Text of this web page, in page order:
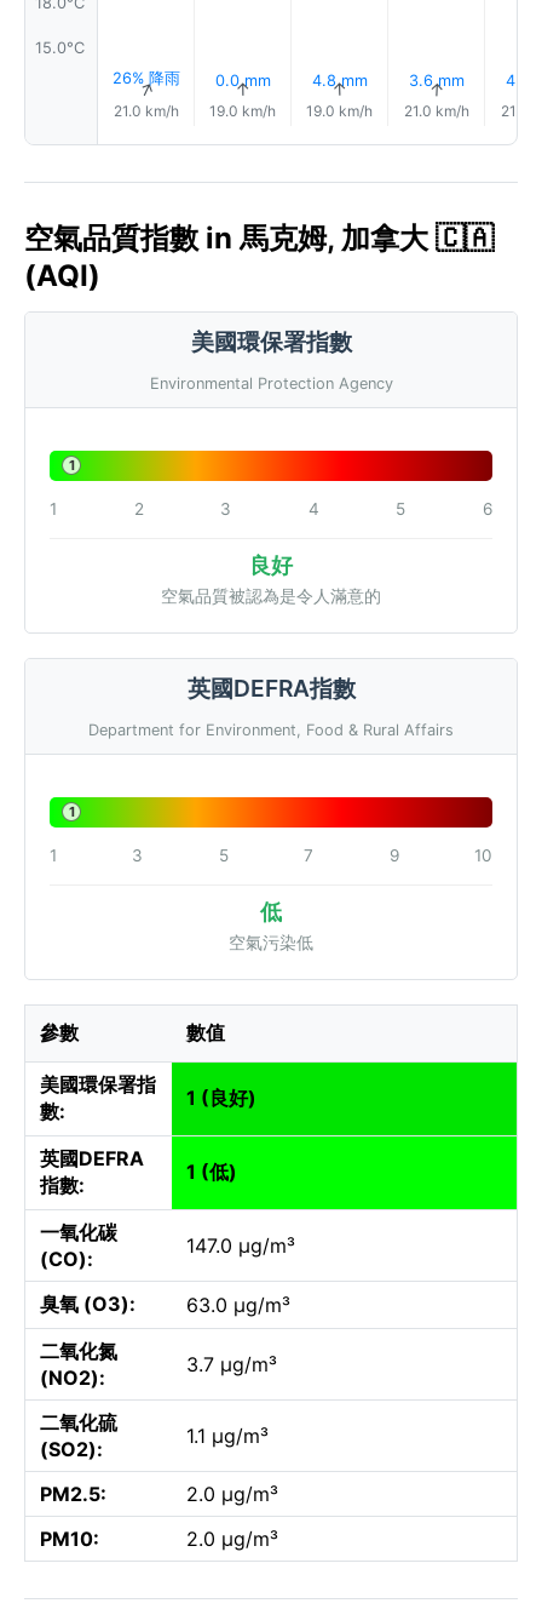
15.0°C
26% 降雨
↑
21.0 km/h
0.0 mm
↑
19.0 km/h
4.8 mm
↑
19.0 km/h
3.6 mm
↑
21.0 km/h
4.9
21.0
空氣品質指數 in 馬克姆, 加拿大 🇨🇦
(AQI)
美國環保署指數
Environmental Protection Agency
1
1 2 3 4 5 6
良好
空氣品質被認為是令人滿意的
英國DEFRA指數
Department for Environment, Food & Rural Affairs
1
1 3 5 7 9 10
低
空氣污染低
參數 數值
美國環保署指
數:
1 (良好)
英國DEFRA
指數:
1 (低)
一氧化碳
(CO):
147.0 µg/m³
臭氧 (O3):
63.0 µg/m³
二氧化氮
(NO2):
3.7 µg/m³
二氧化硫
(SO2):
1.1 µg/m³
PM2.5:
2.0 µg/m³
PM10:
2.0 µg/m³